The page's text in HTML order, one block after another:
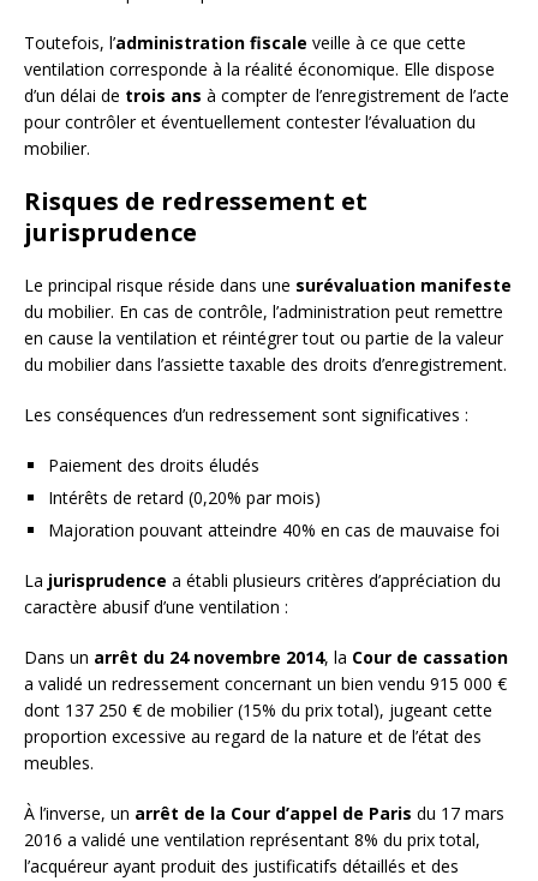
Toutefois, l’administration fiscale veille à ce que cette
ventilation corresponde à la réalité économique. Elle dispose
d’un délai de trois ans à compter de l’enregistrement de l’acte
pour contrôler et éventuellement contester l’évaluation du
mobilier.
Risques de redressement et
jurisprudence
Le principal risque réside dans une surévaluation manifeste
du mobilier. En cas de contrôle, l’administration peut remettre
en cause la ventilation et réintégrer tout ou partie de la valeur
du mobilier dans l’assiette taxable des droits d’enregistrement.
Les conséquences d’un redressement sont significatives :
Paiement des droits éludés
Intérêts de retard (0,20% par mois)
Majoration pouvant atteindre 40% en cas de mauvaise foi
La jurisprudence a établi plusieurs critères d’appréciation du
caractère abusif d’une ventilation :
Dans un arrêt du 24 novembre 2014, la Cour de cassation
a validé un redressement concernant un bien vendu 915 000 €
dont 137 250 € de mobilier (15% du prix total), jugeant cette
proportion excessive au regard de la nature et de l’état des
meubles.
À l’inverse, un arrêt de la Cour d’appel de Paris du 17 mars
2016 a validé une ventilation représentant 8% du prix total,
l’acquéreur ayant produit des justificatifs détaillés et des